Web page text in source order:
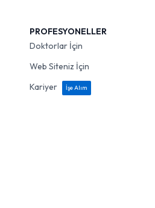
PROFESYONELLER
Doktorlar İçin
Web Siteniz İçin
Kariyer
İşe Alım